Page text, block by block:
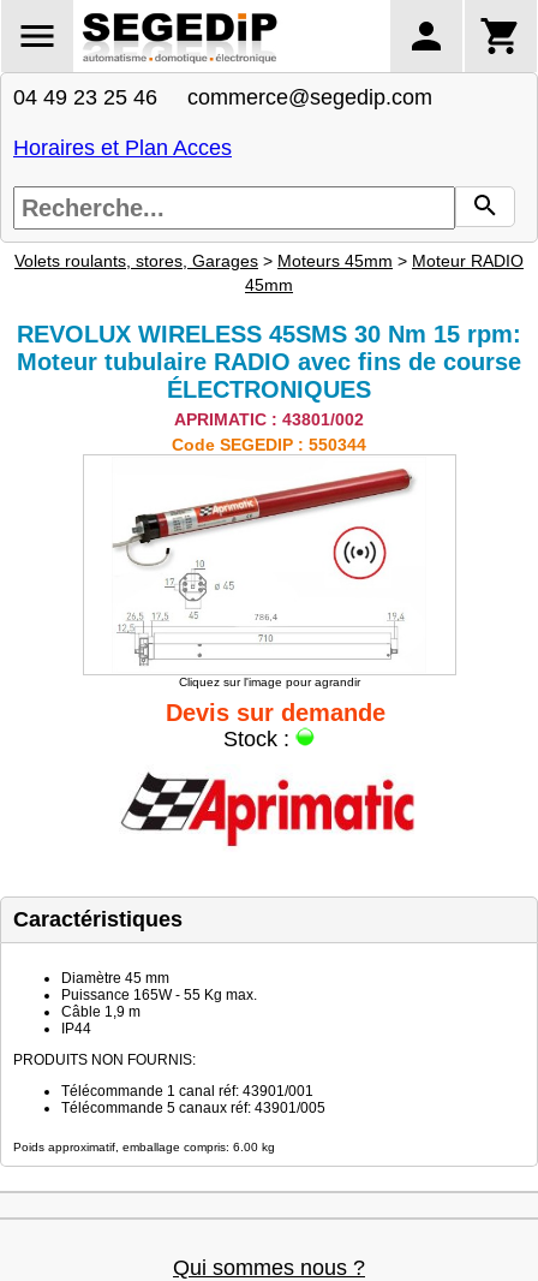
04 49 23 25 46 commerce@segedip.com
Horaires et Plan Acces
Volets roulants, stores, Garages > Moteurs 45mm > Moteur RADIO
45mm
REVOLUX WIRELESS 45SMS 30 Nm 15 rpm:
Moteur tubulaire RADIO avec fins de course
ÉLECTRONIQUES
APRIMATIC : 43801/002
Code SEGEDIP : 550344
Cliquez sur l'image pour agrandir
Devis sur demande
Stock :
Caractéristiques
Diamètre 45 mm
Puissance 165W - 55 Kg max.
Câble 1,9 m
IP44
PRODUITS NON FOURNIS:
Télécommande 1 canal réf: 43901/001
Télécommande 5 canaux réf: 43901/005
Poids approximatif, emballage compris: 6.00 kg
Qui sommes nous ?